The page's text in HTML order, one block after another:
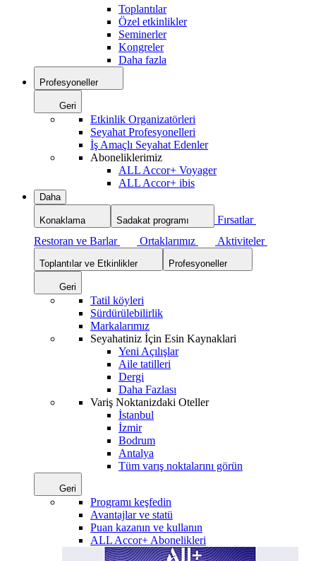
Toplantılar
Özel etkinlikler
Seminerler
Kongreler
Daha fazla
Profesyoneller
Geri
Etkinlik Organizatörleri
Seyahat Profesyonelleri
İş Amaçlı Seyahat Edenler
Aboneliklerimiz
ALL Accor+ Voyager
ALL Accor+ ibis
Daha
Konaklama Sadakat programı
Fırsatlar
Restoran ve Barlar
Ortaklarımız Aktiviteler
Toplantılar ve Etkinlikler Profesyoneller
Geri
Tatil köyleri
Sürdürülebilirlik
Markalarımız
Seyahatiniz İçin Esin Kaynaklari
Yeni Açılışlar
Aile tatilleri
Dergi
Daha Fazlası
Variş Noktanizdaki Oteller
İstanbul
İzmir
Bodrum
Antalya
Tüm varış noktalarını görün
Geri
Programı keşfedin
Avantajlar ve statü
Puan kazanın ve kullanın
ALL Accor+ Abonelikleri